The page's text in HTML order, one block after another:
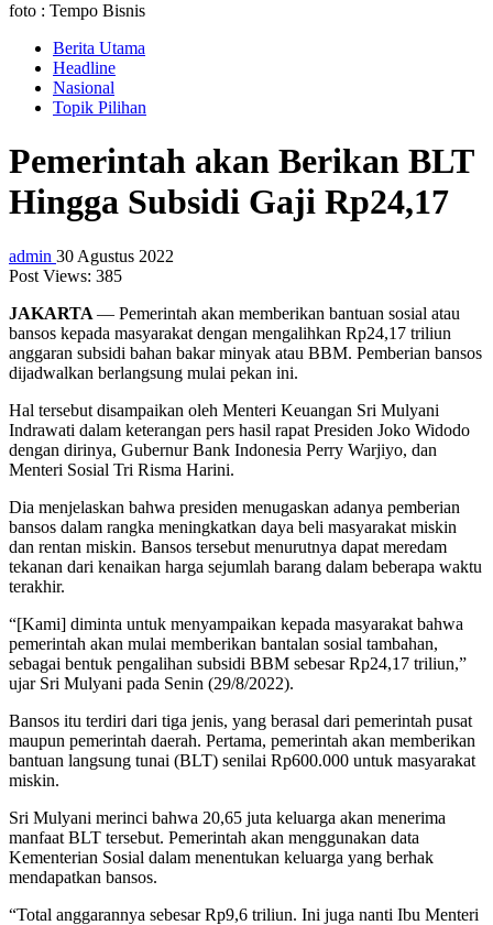
foto : Tempo Bisnis
Berita Utama
Headline
Nasional
Topik Pilihan
Pemerintah akan Berikan BLT
Hingga Subsidi Gaji Rp24,17
admin 30 Agustus 2022
Post Views: 385
JAKARTA — Pemerintah akan memberikan bantuan sosial atau
bansos kepada masyarakat dengan mengalihkan Rp24,17 triliun
anggaran subsidi bahan bakar minyak atau BBM. Pemberian bansos
dijadwalkan berlangsung mulai pekan ini.
Hal tersebut disampaikan oleh Menteri Keuangan Sri Mulyani
Indrawati dalam keterangan pers hasil rapat Presiden Joko Widodo
dengan dirinya, Gubernur Bank Indonesia Perry Warjiyo, dan
Menteri Sosial Tri Risma Harini.
Dia menjelaskan bahwa presiden menugaskan adanya pemberian
bansos dalam rangka meningkatkan daya beli masyarakat miskin
dan rentan miskin. Bansos tersebut menurutnya dapat meredam
tekanan dari kenaikan harga sejumlah barang dalam beberapa waktu
terakhir.
“[Kami] diminta untuk menyampaikan kepada masyarakat bahwa
pemerintah akan mulai memberikan bantalan sosial tambahan,
sebagai bentuk pengalihan subsidi BBM sebesar Rp24,17 triliun,”
ujar Sri Mulyani pada Senin (29/8/2022).
Bansos itu terdiri dari tiga jenis, yang berasal dari pemerintah pusat
maupun pemerintah daerah. Pertama, pemerintah akan memberikan
bantuan langsung tunai (BLT) senilai Rp600.000 untuk masyarakat
miskin.
Sri Mulyani merinci bahwa 20,65 juta keluarga akan menerima
manfaat BLT tersebut. Pemerintah akan menggunakan data
Kementerian Sosial dalam menentukan keluarga yang berhak
mendapatkan bansos.
“Total anggarannya sebesar Rp9,6 triliun. Ini juga nanti Ibu Menteri